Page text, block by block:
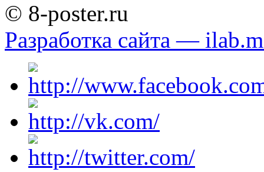
© 8-poster.ru
Разработка сайта —